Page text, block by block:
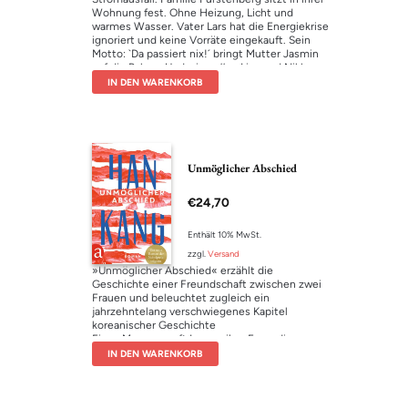
Wohnung fest. Ohne Heizung, Licht und
warmes Wasser. Vater Lars hat die Energiekrise
ignoriert und keine Vorräte eingekauft. Sein
Motto: `Da passiert nix!´ bringt Mutter Jasmin
auf die Palme. Und wie
sollen
Lisa und Niklas
ohne Internet und Smartphone überleben?
Aber Vater Lars will keine Hilfe. Schon gar nicht
wenn”-Szenario – auch für Kinder, denen das
Lesen noch nicht leichtfällt.
Hier geht’s zuZappenduster
IN DEN WARENKORB
Unmöglicher Abschied
€24,70
Enthält 10% MwSt.
zzgl. Versand
»Unmöglicher Abschied« erzählt die
Geschichte einer Freundschaft zwischen zwei
Frauen und beleuchtet zugleich ein
jahrzehntelang verschwiegenes Kapitel
koreanischer Geschichte
Eines Morgens ruft Inseon ihre Freundin
Gyeongha zu sich ins Krankenhaus von Seoul.
Sie hatte einen Unfall und bittet Gyeongha, ihr
IN DEN WARENKORB